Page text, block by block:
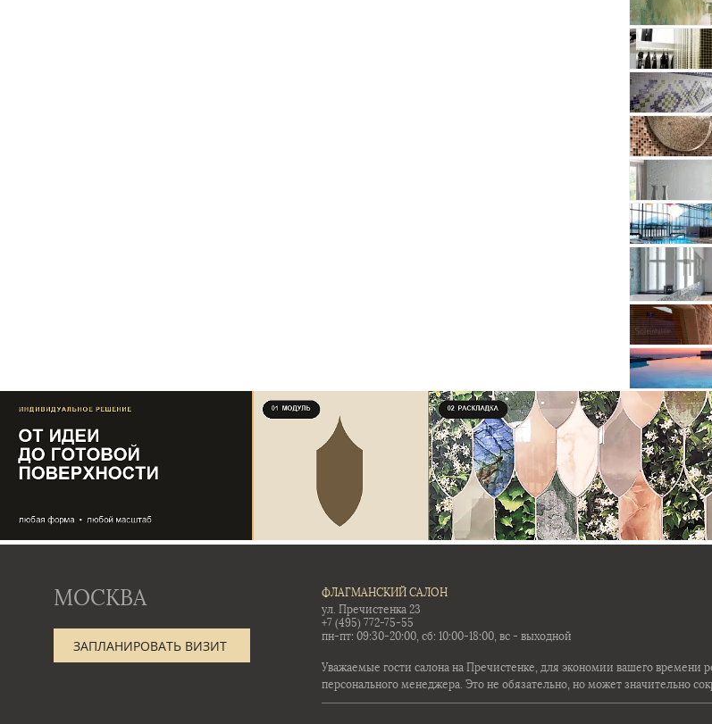
МОСКВА
ЗАПЛАНИРОВАТЬ ВИЗИТ
ФЛАГМАНСКИЙ САЛОН
ул. Пречистенка 23
+7 (495) 772-75-55
пн-пт: 09:30-20:00, сб: 10:00-18:00, вс - выходной
Уважаемые гости салона на Пречистенке, для экономии вашего времени
персонального менеджера. Это не обязательно, но может значительно